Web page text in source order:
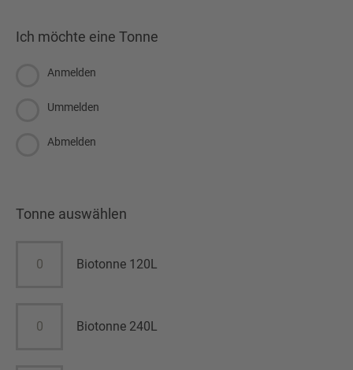
Ich möchte eine Tonne
Anmelden
Ummelden
Abmelden
Tonne auswählen
Biotonne 120L
Biotonne 240L